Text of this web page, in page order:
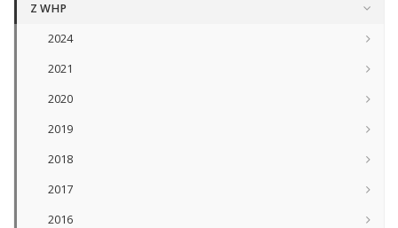
Z WHP
2024
2021
2020
2019
2018
2017
2016